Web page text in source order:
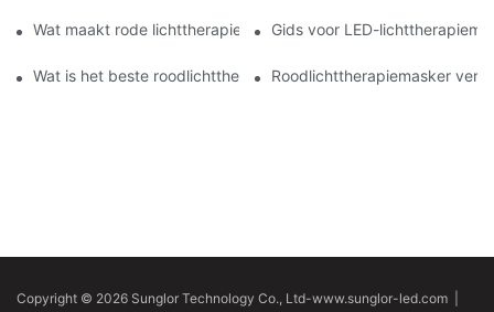
Wat maakt rode lichttherapiemaskers effectief tegen
Gids voor LED-
Wat is het beste roodlichttherapiemasker met een lange
Roodlichttherapiemasker
Copyright © 2026 Sunglor Technology Co., Ltd-www.sunglor-led.com